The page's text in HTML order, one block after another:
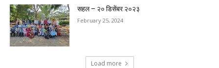
सहल – २० डिसेंबर २०२३
February 25, 2024
Load more